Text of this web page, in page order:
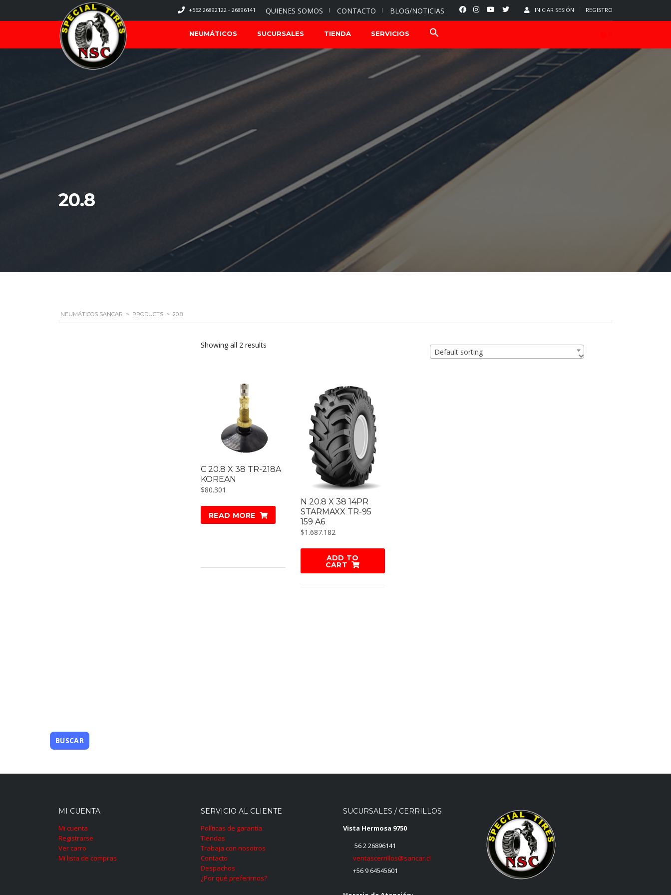
INICIAR SESIÓN REGISTRO
QUIENES SOMOS CONTACTO BLOG/NOTICIAS
+562 26892122 - 26896141
NEUMÁTICOS SUCURSALES TIENDA SERVICIOS
20.8
NEUMÁTICOS SANCAR > PRODUCTS > 20.8
Showing all 2 results
Default sorting
C 20.8 X 38 TR-218A
KOREAN
$80.301
READ MORE
N 20.8 X 38 14PR
STARMAXX TR-95
159 A6
$1.687.182
ADD TO
CART
MI CUENTA
Mi cuenta
Registrarse
Ver carro
Mi lista de compras
SERVICIO AL CLIENTE
Políticas de garantía
Tiendas
Trabaja con nosotros
Contacto
Despachos
¿Por qué preferirnos?
SUCURSALES / CERRILLOS
Vista Hermosa 9750
56 2 26896141
ventascerrillos@sancar.cl
+56 9 64545601